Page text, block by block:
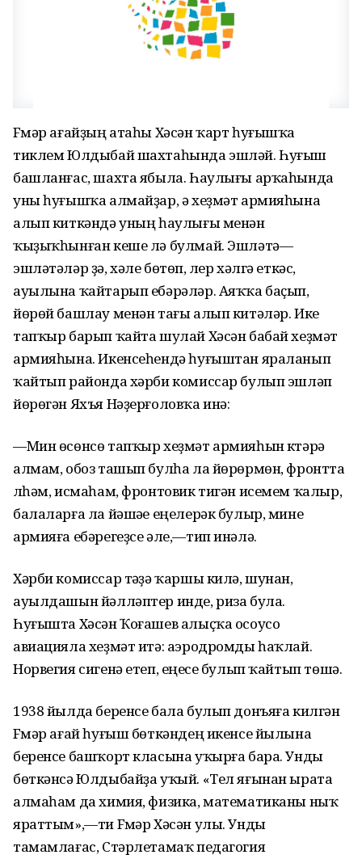
Fүмәр ағайҙың атаһы Хәсән ҡарт һуғышҡа
тиклем Юлдыбай шахтаһында эшләй. Һуғыш
башланғас, шахта ябыла. Һаулығы арҡаһында
уны һуғышҡа алмайҙар, ә хеҙмәт армияһына
алып киткәндә уның һаулығы менән
ҡыҙыҡһынған кеше лә булмай. Эшләтә—
эшләтәләр ҙә, хәле бөтөп, үлер хәлгә еткәс,
ауылына ҡайтарып ебәрәләр. Аяҡҡа баҫып,
йөрөй башлау менән тағы алып китәләр. Ике
тапҡыр барып ҡайта шулай Хәсән бабай хеҙмәт
армияһына. Икенсеһендә һуғыштан яраланып
ҡайтып районда хәрби комиссар булып эшләп
йөрөгән Яхъя Нәҙерғоловҡа инә:
—Мин өсөнсө тапҡыр хеҙмәт армияһын күтәрә
алмам, обоз ташып булһа ла йөрөрмөн, фронтта
үлһәм, исмаһам, фронтовик тигән исемем ҡалыр,
балаларға ла йәшәүе еңелерәк булыр, мине
армияға ебәрегеҙсе әле,—тип инәлә.
Хәрби комиссар тәүҙә ҡаршы килә, шунан,
ауылдашын йәлләптер инде, риза була.
Һуғышта Хәсән Ҡоғашев алыҫҡа осоусо
авиацияла хеҙмәт итә: аэродромды һаҡлай.
Норвегия сигенә етеп, еңеүсе булып ҡайтып төшә.
1938 йылда беренсе бала булып донъяға килгән
Fүмәр ағай һуғыш бөткәндең икенсе йылына
беренсе башҡорт класына уҡырға бара. Унды
бөткәнсә Юлдыбайҙа уҡый. «Тел яғынан ырата
алмаһам да химия, физика, математиканы ныҡ
яраттым»,—ти Fүмәр Хәсән улы. Унды
тамамлағас, Стәрлетамаҡ педагогия